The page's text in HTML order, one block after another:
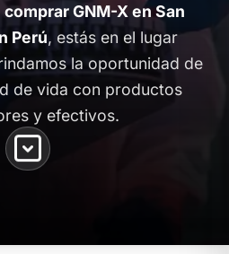
GNM-X en San
Perú, estás en el lugar
la oportunidad de
de vida con productos
y efectivos.